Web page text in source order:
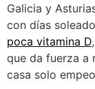
Galicia y
con días
poca vitamina D
que da fuerza a
casa solo